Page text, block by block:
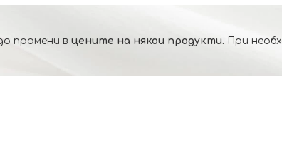
промени в цените на някои продукти. При